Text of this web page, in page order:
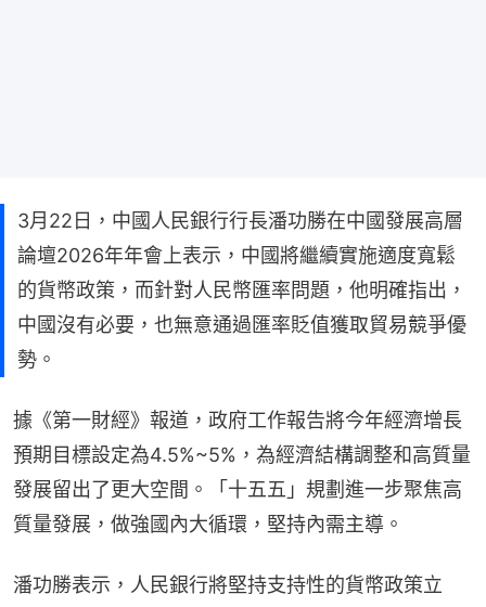
3月22日，中國人民銀行行長潘功勝在中國發展高層
論壇2026年年會上表示，中國將繼續實施適度寬鬆
的貨幣政策，而針對人民幣匯率問題，他明確指出，
中國沒有必要，也無意通過匯率貶值獲取貿易競爭優
勢。
據《第一財經》報道，政府工作報告將今年經濟增長
預期目標設定為4.5%~5%，為經濟結構調整和高質量
發展留出了更大空間。「十五五」規劃進一步聚焦高
質量發展，做強國內大循環，堅持內需主導。
潘功勝表示，人民銀行將堅持支持性的貨幣政策立